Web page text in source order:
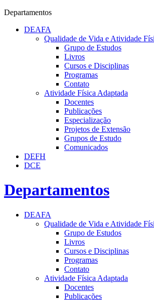
Departamentos
DEAFA
Qualidade de Vida e Atividade
Grupo de Estudos
Livros
Cursos e Disciplinas
Programas
Contato
Atividade Física Adaptada
Docentes
Publicações
Especialização
Projetos de Extensão
Grupos de Estudo
Comunicados
DEFH
DCE
Departamentos
DEAFA
Qualidade de Vida e Atividade
Grupo de Estudos
Livros
Cursos e Disciplinas
Programas
Contato
Atividade Física Adaptada
Docentes
Publicações